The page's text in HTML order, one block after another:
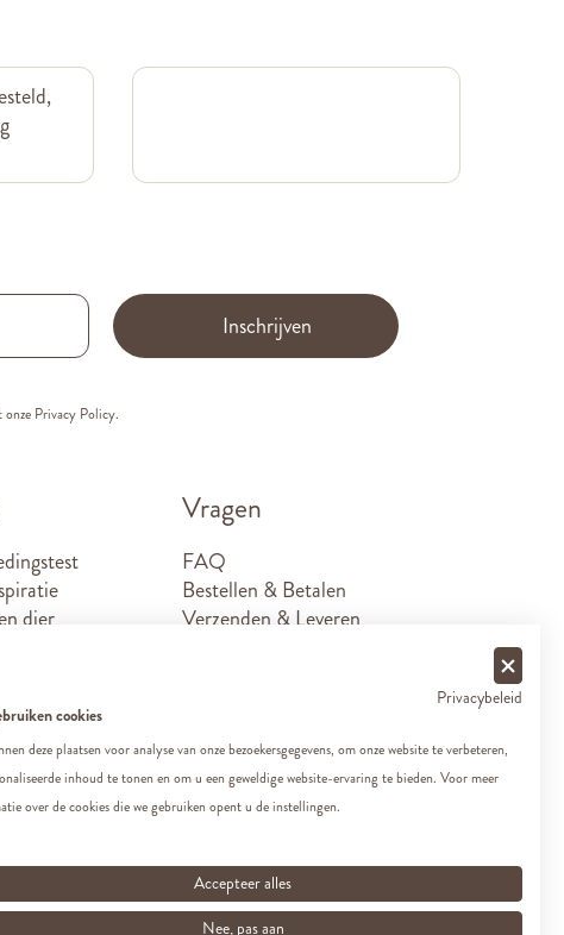
Inschrijven
onze Privacy Policy.
dier
worden?
Vragen
FAQ
Bestellen & Betalen
Verzenden & Leveren
Privacybeleid
cookies
deze plaatsen voor analyse van onze bezoekersgegevens, om onze website te verbeteren,
inhoud te tonen en om u een geweldige website-ervaring te bieden. Voor meer
over de cookies die we gebruiken opent u de instellingen.
Accepteer alles
Nee, pas aan